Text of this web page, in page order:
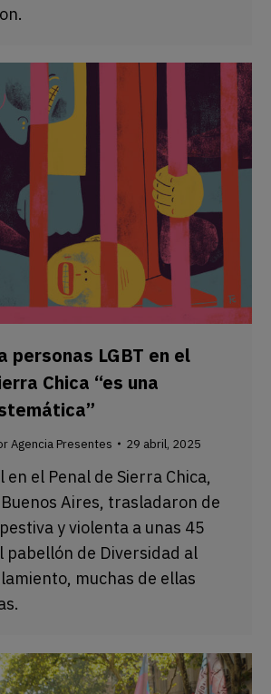
personas LGBT en el
Chica “es una
Agencia Presentes 29 abril, 2025
en el Penal de Sierra Chica,
Aires, trasladaron de
y violenta a unas 45
pabellón de Diversidad al
muchas de ellas